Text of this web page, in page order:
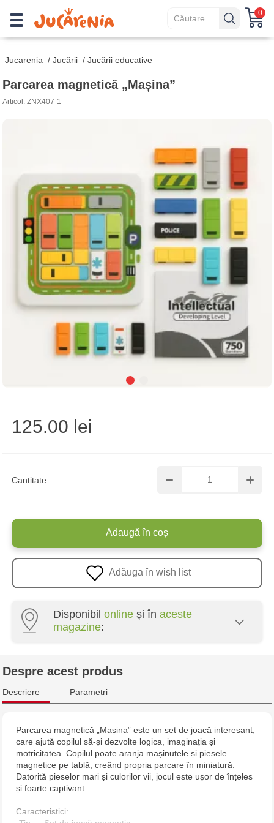
0
Jucarenia / Jucării / Jucării educative
Parcarea magnetică „Mașina”
Articol: ZNX407-1
Cantitate
125.00 lei
Adaugă în coș
Adăuga în wish list
Disponibil online și în aceste
magazine:
Multistore Centru - bd. Cantemir, 6
Jucărenia Cahul - str. Ștefan cel Mare, 29А
Multistore Telecentru - str. N. Testemițanu
Despre acest produs
Descriere Parametri
Parcarea magnetică „Mașina” este un set de joacă interesant,
care ajută copilul să-și dezvolte logica, imaginația și
motricitatea. Copilul poate aranja mașinuțele și piesele
magnetice pe tablă, creând propria parcare în miniatură.
Datorită pieselor mari și culorilor vii, jocul este ușor de înțeles
și foarte captivant.
Caracteristici: